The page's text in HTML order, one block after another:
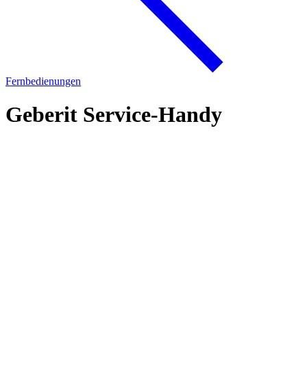
Fernbedienungen
Geberit Service-Handy